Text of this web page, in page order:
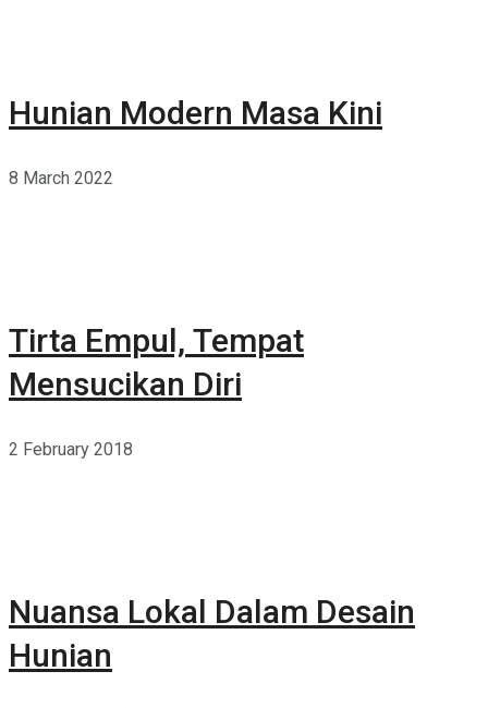
Hunian Modern Masa Kini
8 March 2022
Tirta Empul, Tempat
Mensucikan Diri
2 February 2018
Nuansa Lokal Dalam Desain
Hunian